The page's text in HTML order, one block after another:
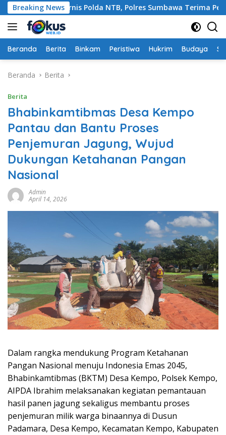
Langsung
ke
konten
Breaking News
Rakernis Polda NTB, Polres Sumbawa Terima
Beranda Berita Binkam Peristiwa Hukrim Budaya
Beranda Berita
Berita
Bhabinkamtibmas Desa Kempo
Pantau dan Bantu Proses
Penjemuran Jagung, Wujud
Dukungan Ketahanan Pangan
Nasional
Admin
April 14, 2026
Dalam rangka mendukung Program Ketahanan
Pangan Nasional menuju Indonesia Emas 2045,
Bhabinkamtibmas (BKTM) Desa Kempo, Polsek Kempo,
AIPDA Ibrahim melaksanakan kegiatan pemantauan
hasil panen jagung sekaligus membantu proses
penjemuran milik warga binaannya di Dusun
Padamara, Desa Kempo, Kecamatan Kempo, Kabupaten